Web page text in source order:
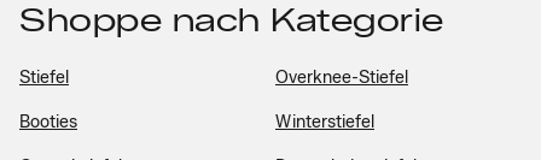
Shoppe nach Kategorie
Stiefel Overknee-Stiefel
Booties Winterstiefel